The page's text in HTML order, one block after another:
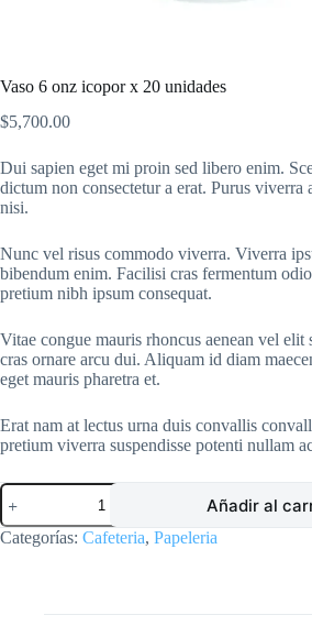
Vaso 6 onz icopor x 20 unidades
$5,700.00
Dui sapien eget mi proin sed libero enim.
dictum non consectetur a erat. Purus viverra
nisi.
Nunc vel risus commodo viverra. Viverra
bibendum enim. Facilisi cras fermentum
pretium nibh ipsum consequat.
Vitae congue mauris rhoncus aenean vel elit
cras ornare arcu dui. Aliquam id diam
eget mauris pharetra et.
Erat nam at lectus urna duis convallis
pretium viverra suspendisse potenti nullam
Vaso
onz
icopor
Añadir al
Categorías: Cafeteria, Papeleria